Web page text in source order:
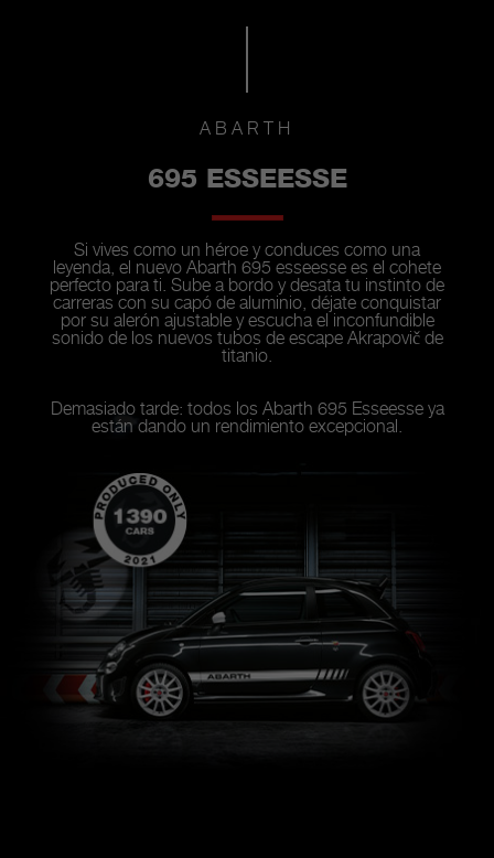
ABARTH
695 ESSEESSE
Si vives como un héroe y conduces como una
leyenda, el nuevo Abarth 695 esseesse es el cohete
perfecto para ti. Sube a bordo y desata tu instinto de
carreras con su capó de aluminio, déjate conquistar
por su alerón ajustable y escucha el inconfundible
sonido de los nuevos tubos de escape Akrapovič de
titanio.
Demasiado tarde: todos los Abarth 695 Esseesse ya
están dando un rendimiento excepcional.